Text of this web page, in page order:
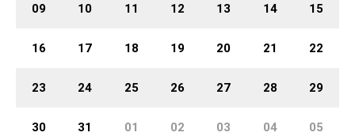
09 10 11 12 13 14 15
16 17 18 19 20 21 22
23 24 25 26 27 28 29
30 31 01 02 03 04 05